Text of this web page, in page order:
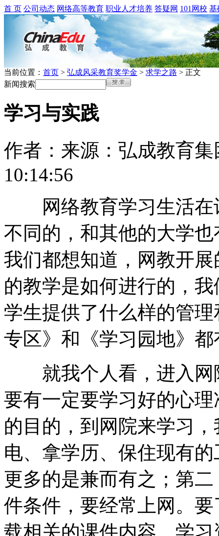
首 页 公司动态 网络高等教育 职业人才培养 答疑网 101网校 基
当前位置： 首页 > 弘成风采教育奖学金 > 求学之路 > 正文
新闻搜索
学习与实践
作者： 来源：弘成教育集
10:14:56
网络教育学习生活在
不同的，和其他的大学
我们都想知道，网教开
的教学是如何进行的，
学生提供了什么样的管
专区》和《学习园地》
就我个人看，进入网
要有一定要学习好的心
的目的，到网院来学习
电、拿学历、保住现有
更多的是兼而有之；第
件条件，要经常上网。
载相关的课件内容、学